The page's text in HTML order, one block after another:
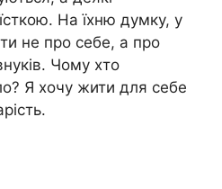
На їхню думку, у
не про себе, а про
Чому хто
Я хочу жити для себе